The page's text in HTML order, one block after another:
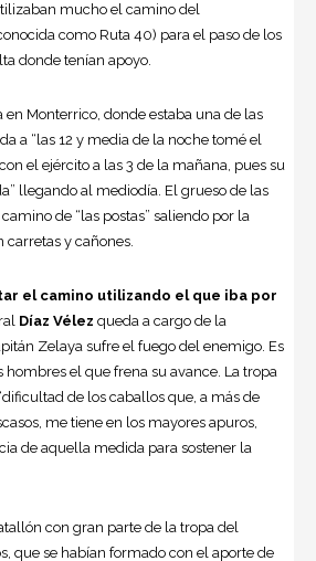
mucho el camino del
como Ruta 40) para el paso de los
donde tenían apoyo.
en Monterrico, donde estaba una de las
a “las 12 y media de la noche tomé el
el ejército a las 3 de la mañana, pues su
llegando al mediodía. El grueso de las
de “las postas” saliendo por la
y cañones.
el camino utilizando el que iba por
Díaz Vélez queda a cargo de la
Zelaya sufre el fuego del enemigo. Es
hombres el que frena su avance. La tropa
de los caballos que, a más de
me tiene en los mayores apuros,
de aquella medida para sostener la
con gran parte de la tropa del
que se habían formado con el aporte de